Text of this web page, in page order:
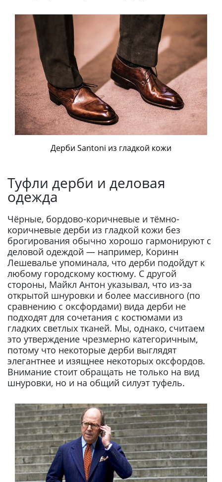
Дерби Santoni из гладкой кожи
Туфли дерби и деловая
одежда
Чёрные, бордово-коричневые и тёмно-
коричневые дерби из гладкой кожи без
брогирования обычно хорошо гармонируют с
деловой одеждой — например, Коринн
Лешевалье упоминала, что дерби подойдут к
любому городскому костюму. С другой
стороны, Майкл Антон указывал, что из-за
открытой шнуровки и более массивного (по
сравнению с оксфордами) вида дерби не
подходят для сочетания с костюмами из
гладких светлых тканей. Мы, однако, считаем
это утверждение чрезмерно категоричным,
потому что некоторые дерби выглядят
элегантнее и изящнее некоторых оксфордов.
Внимание стоит обращать не только на вид
шнуровки, но и на общий силуэт туфель.